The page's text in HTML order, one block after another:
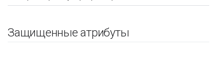
Защищенные атрибуты